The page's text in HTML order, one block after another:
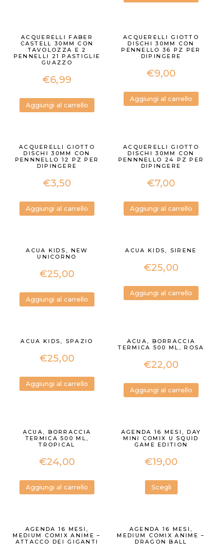
ACQUERELLI FABER
CASTELL 30MM CON
TAVOLOZZA E 2
PENNELLI 21 PASTIGLIE
GUAZZO
€6,99
Aggiungi al carrello
ACQUERELLI GIOTTO
DISCHI 30MM CON
PENNELLO 36 PZ PER
DIPINGERE
€9,00
Aggiungi al carrello
ACQUERELLI GIOTTO
DISCHI 30MM CON
PENNNELLO 12 PZ PER
DIPINGERE
€3,50
Aggiungi al carrello
ACQUERELLI GIOTTO
DISCHI 30MM CON
PENNNELLO 24 PZ PER
DIPINGERE
€7,00
Aggiungi al carrello
ACUA KIDS, NEW
UNICORNO
€25,00
Aggiungi al carrello
ACUA KIDS, SIRENE
€25,00
Aggiungi al carrello
ACUA KIDS, SPAZIO
€25,00
Aggiungi al carrello
ACUA, BORRACCIA
TERMICA 500 ML, ROSA
€22,00
Aggiungi al carrello
ACUA, BORRACCIA
TERMICA 500 ML,
TROPICAL
€24,00
Aggiungi al carrello
AGENDA 16 MESI, DAY
MINI COMIX U SQUID
GAME EDITION
€19,00
Scegli
AGENDA 16 MESI,
MEDIUM COMIX ANIME –
ATTACCO DEI GIGANTI
AGENDA 16 MESI,
MEDIUM COMIX ANIME –
DRAGON BALL